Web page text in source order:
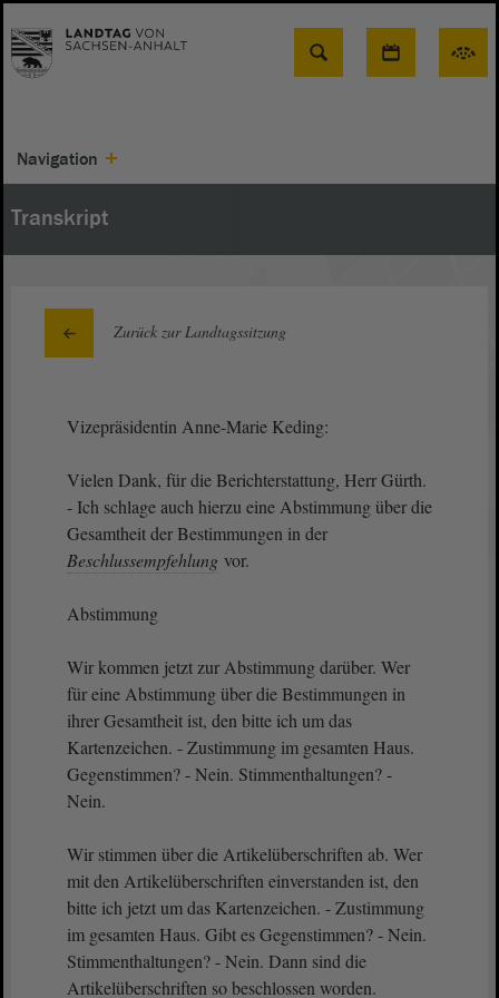
Suche
Navigation
Transkript
Zurück zur Landtagssitzung
Vizepräsidentin Anne-Marie Keding:
Vielen Dank, für die Berichterstattung, Herr Gürth.
- Ich schlage auch hierzu eine Abstimmung über die
Gesamtheit der Bestimmungen in der
Beschlussempfehlung vor.
Abstimmung
Wir kommen jetzt zur Abstimmung darüber. Wer
für eine Abstimmung über die Bestimmungen in
ihrer Gesamtheit ist, den bitte ich um das
Kartenzeichen. - Zustimmung im gesamten Haus.
Gegenstimmen? - Nein. Stimmenthaltungen? -
Nein.
Wir stimmen über die Artikelüberschriften ab. Wer
mit den Artikelüberschriften einverstanden ist, den
bitte ich jetzt um das Kartenzeichen. - Zustimmung
im gesamten Haus. Gibt es Gegenstimmen? - Nein.
Stimmenthaltungen? - Nein. Dann sind die
Artikelüberschriften so beschlossen worden.